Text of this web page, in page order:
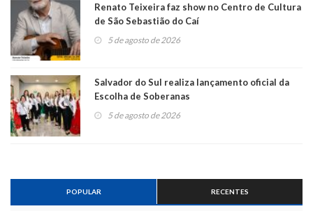
Renato Teixeira faz show no Centro de Cultura
de São Sebastião do Caí
5 de agosto de 2026
Salvador do Sul realiza lançamento oficial da
Escolha de Soberanas
5 de agosto de 2026
POPULAR RECENTES